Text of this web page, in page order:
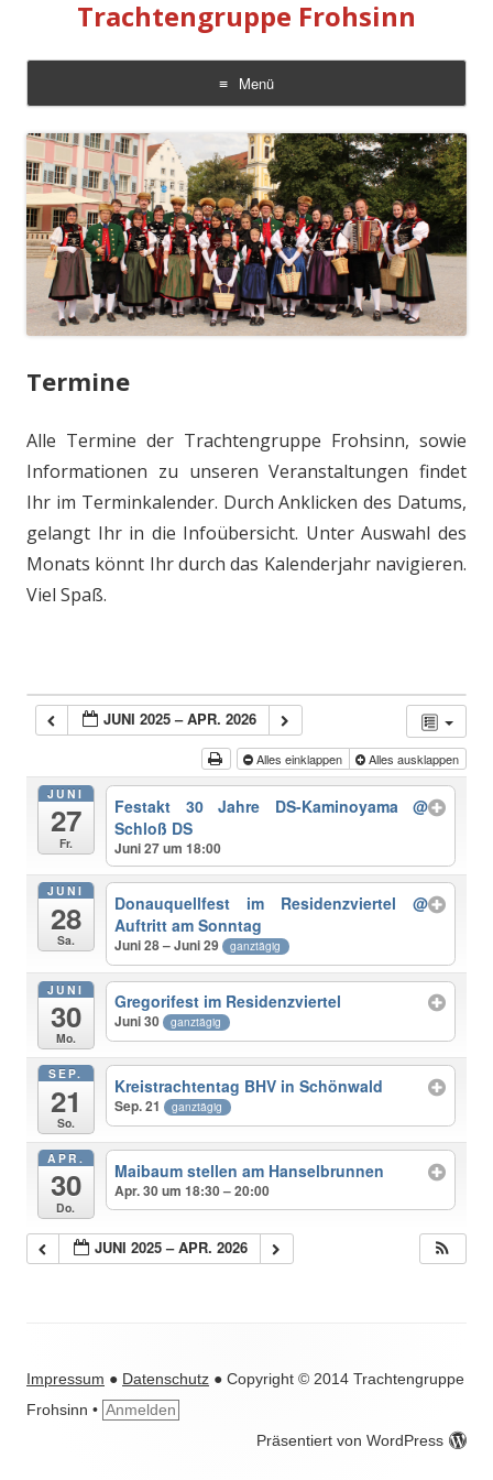
Trachtengruppe Frohsinn
Menü
Zum
Inhalt
springen
Termine
Alle Termine der Trachtengruppe Frohsinn, sowie
Informationen zu unseren Veranstaltungen findet
Ihr im Terminkalender. Durch Anklicken des Datums,
gelangt Ihr in die Infoübersicht. Unter Auswahl des
Monats könnt Ihr durch das Kalenderjahr navigieren.
Viel Spaß.
JUNI 2025 – APR. 2026
Alles einklappen Alles ausklappen
JUNI
27
Fr.
Festakt 30 Jahre DS-Kaminoyama@
Schloß DS
Juni 27 um 18:00
JUNI
28
Sa.
Donauquellfest im Residenzviertel@
Auftritt am Sonntag
Juni 28 – Juni 29 ganztägig
JUNI
30
Mo.
Gregorifest im Residenzviertel
Juni 30 ganztägig
SEP.
21
So.
Kreistrachtentag BHV in Schönwald
Sep. 21 ganztägig
APR.
30
Do.
Maibaum stellen am Hanselbrunnen
Apr. 30 um 18:30 – 20:00
JUNI 2025 – APR. 2026
Impressum ● Datenschutz ● Copyright © 2014 Trachtengruppe
Frohsinn • Anmelden
Präsentiert von WordPress